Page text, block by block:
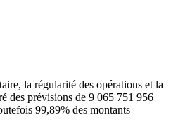
la régularité des opérations et la
des prévisions de 9 065 751 956
99,89% des montants